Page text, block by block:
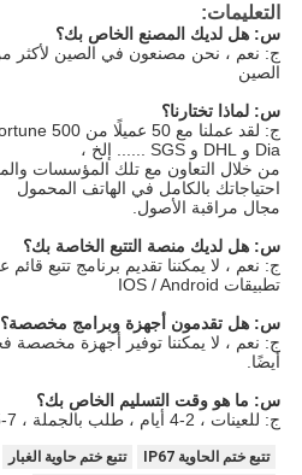
التعليمات:
س: هل لديك المصنع الخاص بك؟
الصين
س: لماذا تختارنا؟
Dia و DHL و SGS ...... إلخ ،
احتياجاتك بالكامل في الهاتف المحمول
مجال مراقبة الأصول.
س: هل لديك منصة التتبع الخاصة بك؟
تطبيقات IOS / Android
س: هل تقدمون أجهزة وبرامج مخصصة؟
أيضًا.
س: ما هو وقت التسليم الخاص بك؟
ج: للعينات ، 2-4 أيام ، طلب بالجملة ، 7-15 يومًا بشكل عام
تتبع ختم الحاوية IP67
تتبع ختم حاوية الغبار